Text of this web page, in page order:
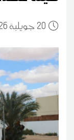
20 12:02 2026 جويلية